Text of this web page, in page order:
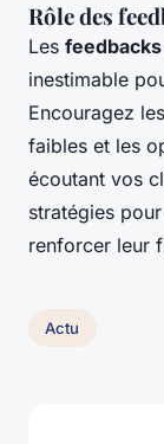
Rôle des
Les
inestimable
Encouragez
faibles et les
écoutant vos
stratégies
renforcer leur
Actu